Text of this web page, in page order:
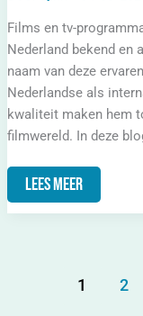
Films en tv-
Nederland bekend en
naam van deze
Nederlandse als
kwaliteit maken hem
filmwereld. In deze
Lees Meer
1 2